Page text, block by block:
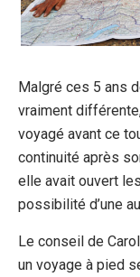
Malgré ces 5 ans
vraiment
voyagé avant ce
continuité après
elle avait ouvert
possibilité d’une
Le conseil de
un voyage à pied